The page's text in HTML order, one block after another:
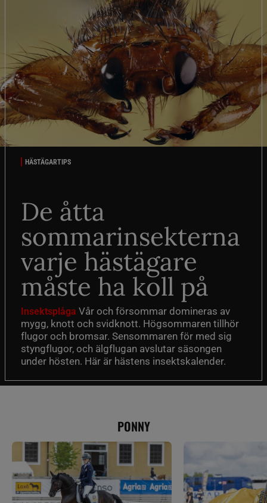
HÄSTÄGARTIPS
De åtta
sommarinsekterna
varje hästägare
måste ha koll på
Insektsplåga Vår och försommar domineras av
mygg, knott och svidknott. Högsommaren tillhör
flugor och bromsar. Sensommaren för med sig
styngflugor, och älgflugan avslutar säsongen
under hösten. Här är hästens insektskalender.
PONNY